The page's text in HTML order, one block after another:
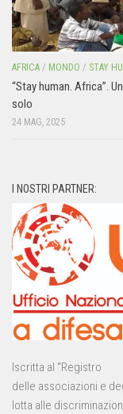
AFRICA / MONDO / STAY
“Stay human. Africa”.
solo
24 MAG, 2025
I NOSTRI PARTNER:
Iscritta al “Registro
delle associazioni e
lotta alle